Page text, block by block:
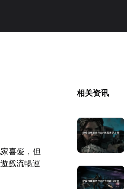
喜愛，但
戲流暢運
相关资讯